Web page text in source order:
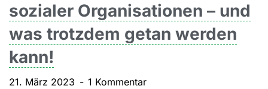
sozialer Organisationen – und
was trotzdem getan werden
kann!
21. März 2023 1 Kommentar